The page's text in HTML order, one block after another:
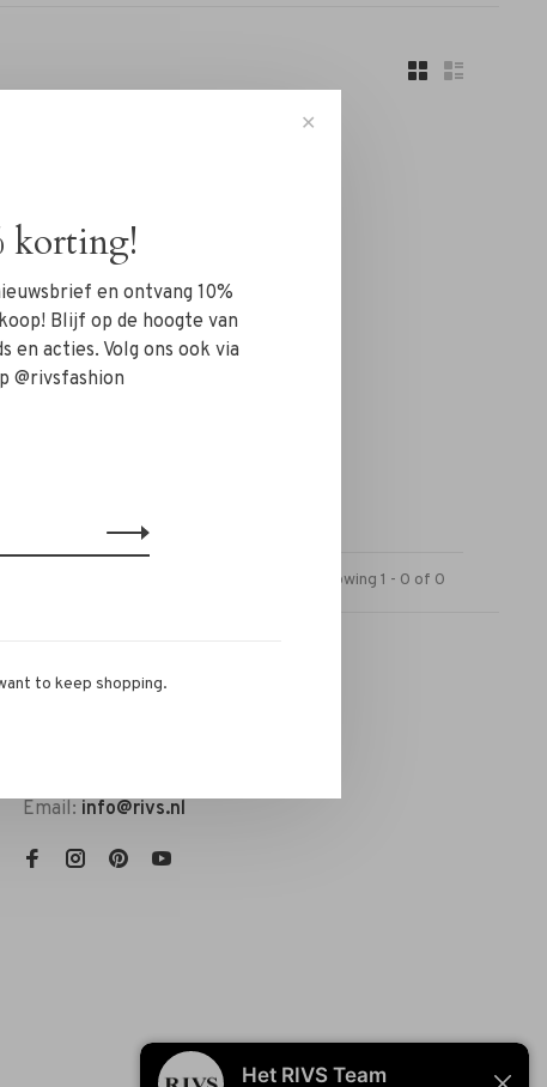
Showing 1 - 0 of 0
Email: info@rivs.nl
✕
korting!
en ontvang 10%
Blijf op de hoogte van
en acties. Volg ons ook via
@rivsfashion
to keep shopping.